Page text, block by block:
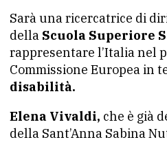
Sarà una ricercatrice di
della Scuola Superiore
rappresentare l’Italia nel
Commissione Europea in
disabilità.
Elena Vivaldi, che è già
della Sant’Anna Sabina